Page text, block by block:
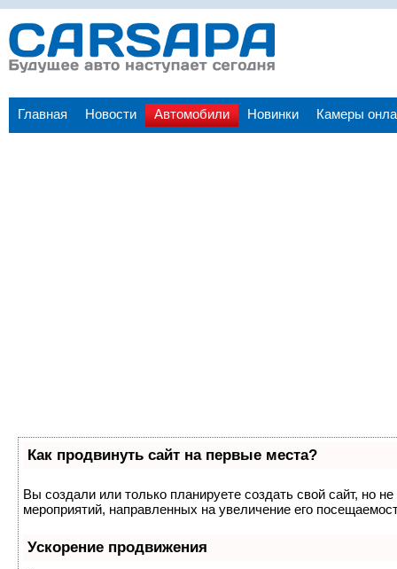
Главная Новости Автомобили Новинки Камеры
Как продвинуть сайт на первые места?
Вы создали или только планируете создать свой сайт, но
мероприятий, направленных на увеличение его
Ускорение продвижения